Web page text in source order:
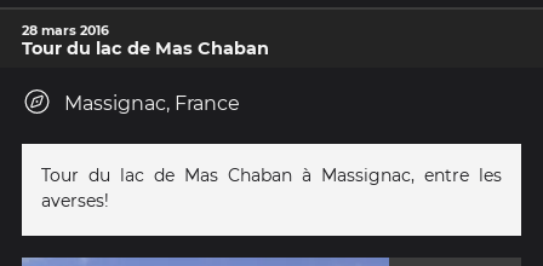
28 mars 2016
Tour du lac de Mas Chaban
Massignac, France
Tour du lac de Mas Chaban à Massignac, entre les
averses!